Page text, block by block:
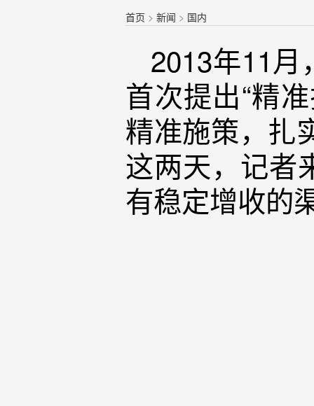
首页 >新闻 > 国内
2013年11月
首次提出“精
精准施策，扎
这两天，记者
有稳定增收的